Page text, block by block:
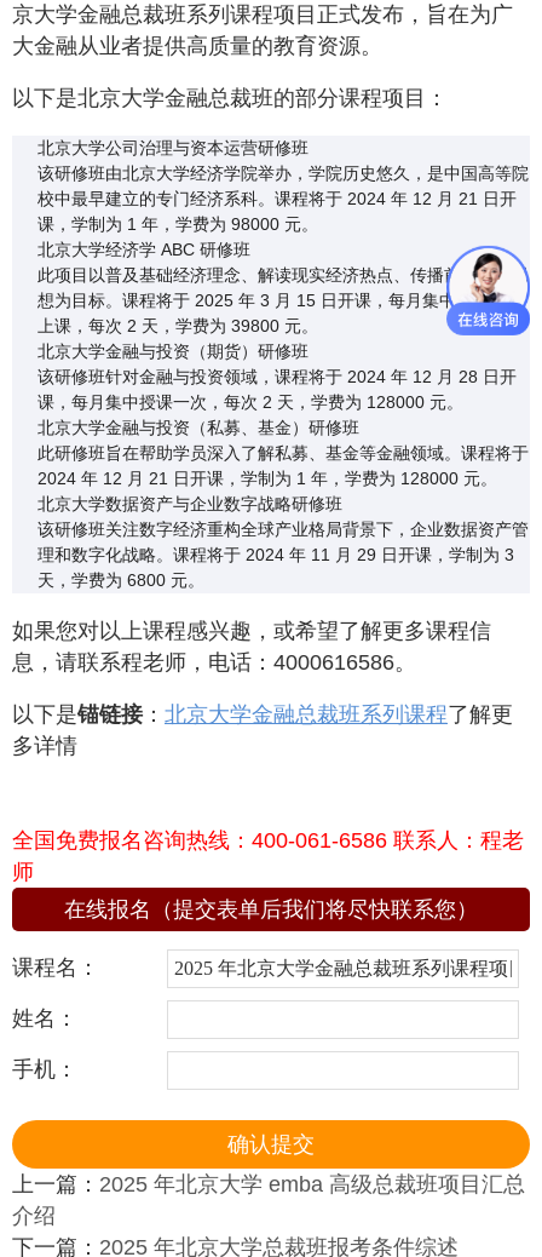
京大学金融总裁班系列课程项目正式发布，旨在为广
大金融从业者提供高质量的教育资源。
以下是北京大学金融总裁班的部分课程项目：
北京大学公司治理与资本运营研修班
该研修班由北京大学经济学院举办，学院历史悠久，是中国高等院
校中最早建立的专门经济系科。课程将于 2024 年 12 月 21 日开
课，学制为 1 年，学费为 98000 元。
北京大学经济学 ABC 研修班
此项目以普及基础经济理念、解读现实经济热点、传播前沿经济思
想为目标。课程将于 2025 年 3 月 15 日开课，每月集中一个周末
上课，每次 2 天，学费为 39800 元。
北京大学金融与投资（期货）研修班
该研修班针对金融与投资领域，课程将于 2024 年 12 月 28 日开
课，每月集中授课一次，每次 2 天，学费为 128000 元。
北京大学金融与投资（私募、基金）研修班
此研修班旨在帮助学员深入了解私募、基金等金融领域。课程将于
2024 年 12 月 21 日开课，学制为 1 年，学费为 128000 元。
北京大学数据资产与企业数字战略研修班
该研修班关注数字经济重构全球产业格局背景下，企业数据资产管
理和数字化战略。课程将于 2024 年 11 月 29 日开课，学制为 3
天，学费为 6800 元。
如果您对以上课程感兴趣，或希望了解更多课程信
息，请联系程老师，电话：4000616586。
以下是锚链接 ： 北京大学金融总裁班系列课程了解更
多详情
全国免费报名咨询热线：400-061-6586 联系人：程老
师
在线报名（提交表单后我们将尽快联系您）
课程名：
姓名：
手机：
上一篇： 2025 年北京大学 emba 高级总裁班项目汇总
介绍
下一篇： 2025 年北京大学总裁班报考条件综述